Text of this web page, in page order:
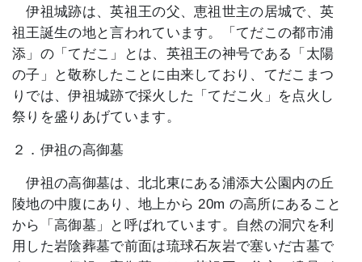
伊祖城跡は、英祖王の父、恵祖世主の居城で、英
祖王誕生の地と言われています。「てだこの都市浦
添」の「てだこ」とは、英祖王の神号である「太陽
の子」と敬称したことに由来しており、てだこまつ
りでは、伊祖城跡で採火した「てだこ火」を点火し
祭りを盛りあげています。
２．伊祖の高御墓
伊祖の高御墓は、北北東にある浦添大公園内の丘
陵地の中腹にあり、地上から 20m の高所にあること
から「高御墓」と呼ばれています。自然の洞穴を利
用した岩陰葬墓で前面は琉球石灰岩で塞いだ古墓で